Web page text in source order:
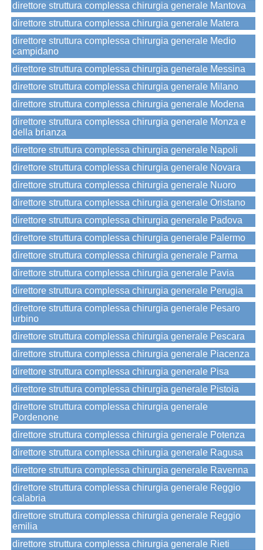
direttore struttura complessa chirurgia generale Mantova
direttore struttura complessa chirurgia generale Matera
direttore struttura complessa chirurgia generale Medio
campidano
direttore struttura complessa chirurgia generale Messina
direttore struttura complessa chirurgia generale Milano
direttore struttura complessa chirurgia generale Modena
direttore struttura complessa chirurgia generale Monza e
della brianza
direttore struttura complessa chirurgia generale Napoli
direttore struttura complessa chirurgia generale Novara
direttore struttura complessa chirurgia generale Nuoro
direttore struttura complessa chirurgia generale Oristano
direttore struttura complessa chirurgia generale Padova
direttore struttura complessa chirurgia generale Palermo
direttore struttura complessa chirurgia generale Parma
direttore struttura complessa chirurgia generale Pavia
direttore struttura complessa chirurgia generale Perugia
direttore struttura complessa chirurgia generale Pesaro
urbino
direttore struttura complessa chirurgia generale Pescara
direttore struttura complessa chirurgia generale Piacenza
direttore struttura complessa chirurgia generale Pisa
direttore struttura complessa chirurgia generale Pistoia
direttore struttura complessa chirurgia generale
Pordenone
direttore struttura complessa chirurgia generale Potenza
direttore struttura complessa chirurgia generale Ragusa
direttore struttura complessa chirurgia generale Ravenna
direttore struttura complessa chirurgia generale Reggio
calabria
direttore struttura complessa chirurgia generale Reggio
emilia
direttore struttura complessa chirurgia generale Rieti